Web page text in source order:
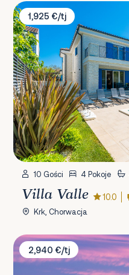
Villa Valle
1,925 €/tj
10 Gości 4 Pokoje
Villa Valle 10.0
Krk, Chorwacja
Villa Karlo
2,940 €/tj